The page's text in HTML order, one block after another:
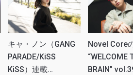
キャ・ノン（GANG
PARADE/KiSS
KiSS）連載
Novel Core
“WELCOME
BRAIN”